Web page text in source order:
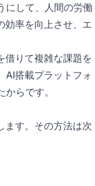
にして、人間の労働
効率を向上させ、エ
借りて複雑な課題を
AI搭載プラットフォ
らです。
ます。その方法は次